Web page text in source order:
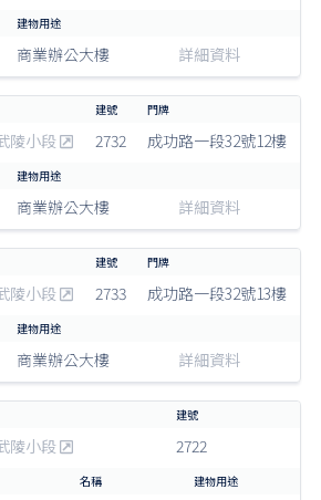
商業辦公大樓 詳細資料
陵小段 2732 成功路一段32號12樓
商業辦公大樓 詳細資料
陵小段 2733 成功路一段32號13樓
商業辦公大樓 詳細資料
陵小段 2722